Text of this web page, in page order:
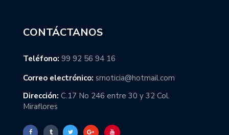
CONTÁCTANOS
Teléfono: 99 92 56 94 16
Correo electrónico: srnoticia@hotmail.com
Dirección: C.17 No 246 entre 30 y 32 Col.
Miraflores